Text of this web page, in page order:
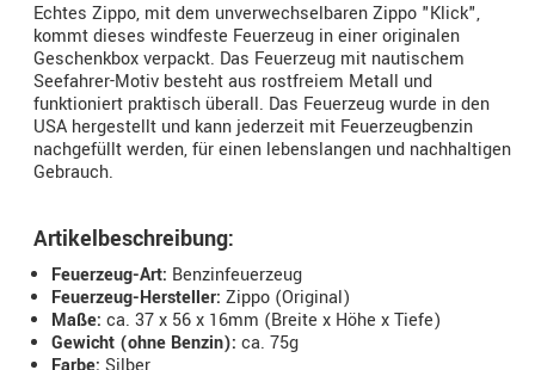
Echtes Zippo, mit dem unverwechselbaren Zippo "Klick",
kommt dieses windfeste Feuerzeug in einer originalen
Geschenkbox verpackt. Das Feuerzeug mit nautischem
Seefahrer-Motiv besteht aus rostfreiem Metall und
funktioniert praktisch überall. Das Feuerzeug wurde in den
USA hergestellt und kann jederzeit mit Feuerzeugbenzin
nachgefüllt werden, für einen lebenslangen und nachhaltigen
Gebrauch.
Artikelbeschreibung:
Feuerzeug-Art: Benzinfeuerzeug
Feuerzeug-Hersteller: Zippo (Original)
Maße: ca. 37 x 56 x 16mm (Breite x Höhe x Tiefe)
Gewicht (ohne Benzin): ca. 75g